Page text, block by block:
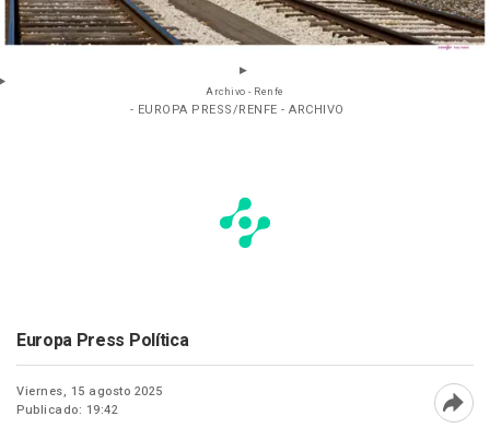
Archivo - Renfe
- EUROPA PRESS/RENFE - ARCHIVO
Europa Press Política
Viernes, 15 agosto 2025
Publicado: 19:42